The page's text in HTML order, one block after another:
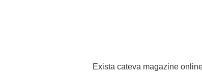
Exista cateva magazine